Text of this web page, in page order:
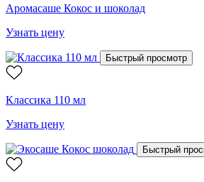
Аромасаше Кокос и шоколад
Узнать цену
Быстрый просмотр
Классика 110 мл
Узнать цену
Быстрый